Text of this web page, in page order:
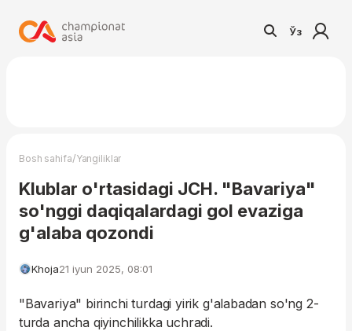
Ўз
Bosh sahifa/Yangiliklar
Klublar o'rtasidagi JCH. "Bavariya"
so'nggi daqiqalardagi gol evaziga
g'alaba qozondi
Khoja21 iyun 2025, 08:01
"Bavariya" birinchi turdagi yirik g'alabadan so'ng 2-
turda ancha qiyinchilikka uchradi.